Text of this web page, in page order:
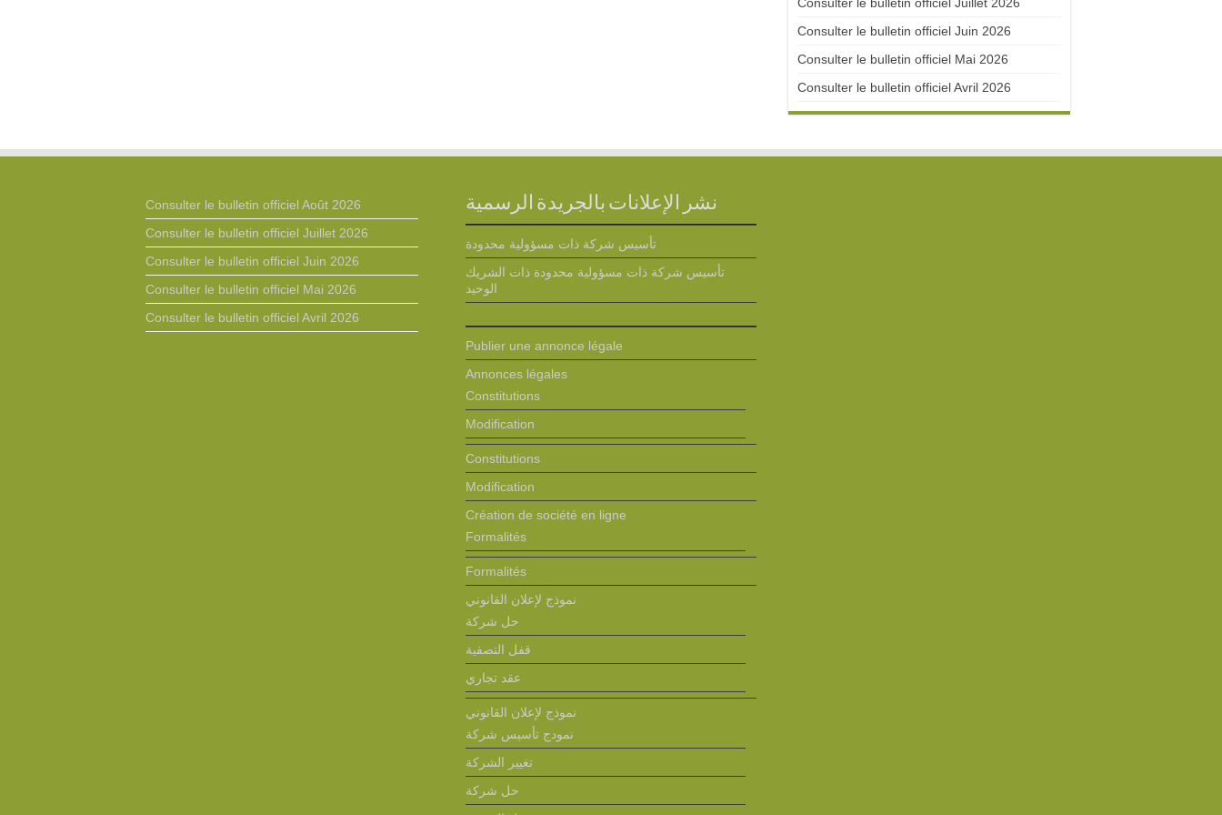
Consulter le bulletin officiel Juin 2026
Consulter le bulletin officiel Mai 2026
Consulter le bulletin officiel Avril 2026
Consulter le bulletin officiel Août 2026
Consulter le bulletin officiel Juillet 2026
Consulter le bulletin officiel Juin 2026
Consulter le bulletin officiel Mai 2026
Consulter le bulletin officiel Avril 2026
نشر الإعلانات بالجريدة الرسمية
تأسيس شركة ذات مسؤولية محدودة
تأسيس شركة ذات مسؤولية محدودة ذات الشريك
الوحيد
Publier une annonce légale
Annonces légales
Constitutions
Modification
Constitutions
Modification
Création de société en ligne
Formalités
Formalités
نموذج لإعلان القانوني
حل شركة
قفل التصفية
عقد تجاري
نموذج لإعلان القانوني
نمودج تأسيس شركة
تغيير الشركة
حل شركة